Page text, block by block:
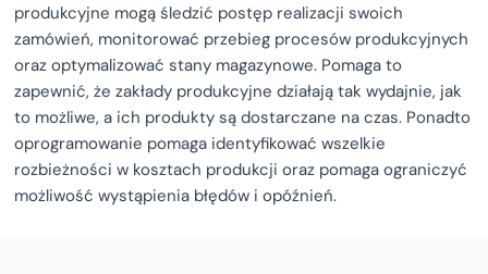
produkcyjne mogą śledzić postęp realizacji swoich
zamówień, monitorować przebieg procesów produkcyjnych
oraz optymalizować stany magazynowe. Pomaga to
zapewnić, że zakłady produkcyjne działają tak wydajnie, jak
to możliwe, a ich produkty są dostarczane na czas. Ponadto
oprogramowanie pomaga identyfikować wszelkie
rozbieżności w kosztach produkcji oraz pomaga ograniczyć
możliwość wystąpienia błędów i opóźnień.